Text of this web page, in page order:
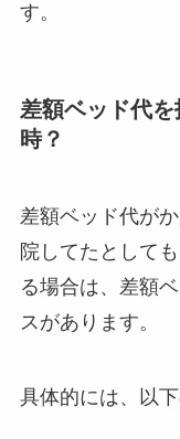
す。
差額ベッド代
時？
差額ベッド代が
院してたとして
る場合は、差額
スがあります。
具体的には、以